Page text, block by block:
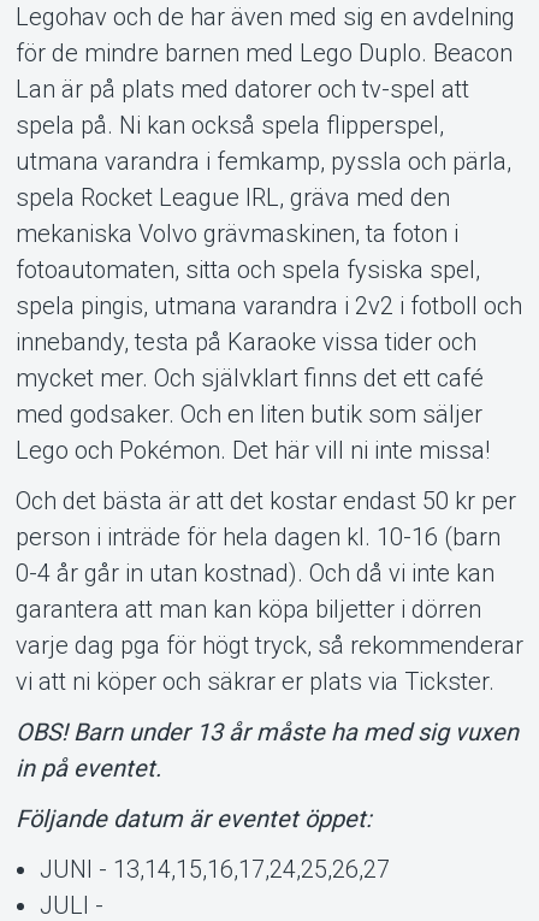
Om Tickster
Legohav och de har även med sig en avdelning
för de mindre barnen med Lego Duplo. Beacon
Lan är på plats med datorer och tv-spel att
spela på. Ni kan också spela flipperspel,
utmana varandra i femkamp, pyssla och pärla,
spela Rocket League IRL, gräva med den
mekaniska Volvo grävmaskinen, ta foton i
fotoautomaten, sitta och spela fysiska spel,
spela pingis, utmana varandra i 2v2 i fotboll och
innebandy, testa på Karaoke vissa tider och
mycket mer. Och självklart finns det ett café
med godsaker. Och en liten butik som säljer
Lego och Pokémon. Det här vill ni inte missa!
Och det bästa är att det kostar endast 50 kr per
person i inträde för hela dagen kl. 10-16 (barn
0-4 år går in utan kostnad). Och då vi inte kan
garantera att man kan köpa biljetter i dörren
varje dag pga för högt tryck, så rekommenderar
vi att ni köper och säkrar er plats via Tickster.
OBS! Barn under 13 år måste ha med sig vuxen
in på eventet.
Följande datum är eventet öppet:
JUNI - 13,14,15,16,17,24,25,26,27
JULI -